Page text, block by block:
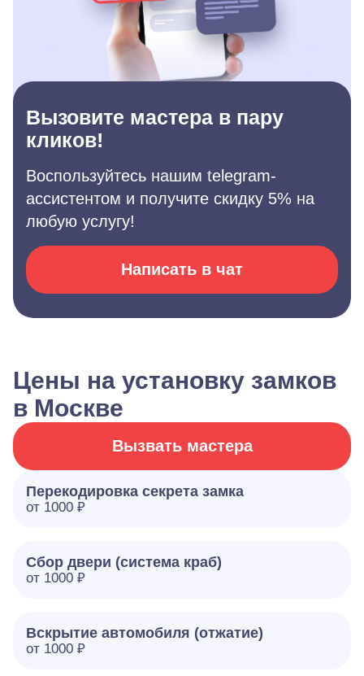
Вызовите мастера в пару
кликов!
Воспользуйтесь нашим telegram-
ассистентом и получите скидку 5% на
любую услугу!
Написать в чат
Цены на установку замков
в Москве
Вызвать мастера
Перекодировка секрета замка
от 1000 ₽
Сбор двери (система краб)
от 1000 ₽
Вскрытие автомобиля (отжатие)
от 1000 ₽